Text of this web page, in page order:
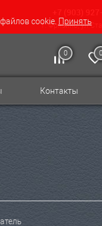
cookie. Принять
г. Фрязино, ул
0 0
Контакты